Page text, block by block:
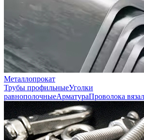
Металлопрокат
Трубы профильныеУголки
равнополочныеАрматураПроволока